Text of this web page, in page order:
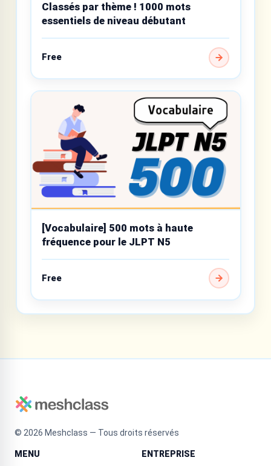
Classés par thème ! 1000 mots
essentiels de niveau débutant
Free
[Vocabulaire] 500 mots à haute
fréquence pour le JLPT N5
Free
© 2026 Meshclass — Tous droits réservés
MENU ENTREPRISE